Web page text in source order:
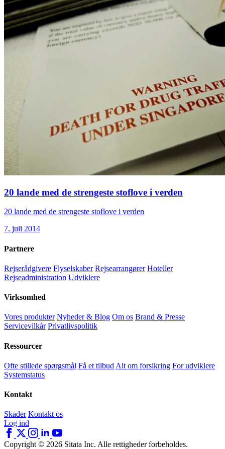
20 lande med de strengeste stoflove i verden
20 lande med de strengeste stoflove i verden
7. juli 2014
Partnere
Rejserådgivere Flyselskaber Rejsearrangører Hoteller
Rejseadministration Udviklere
Virksomhed
Vores produkter Nyheder & Blog Om os Brand & Presse
Servicevilkår Privatlivspolitik
Ressourcer
Ofte stillede spørgsmål Få et tilbud Alt om forsikring For udviklere
Systemstatus
Kontakt
Skader Kontakt os
Log ind
Copyright © 2026 Sitata Inc. Alle rettigheder forbeholdes.